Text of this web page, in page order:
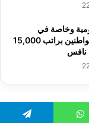
وخاصة في
الشارقة للمواطنين براتب 15,000
نافس